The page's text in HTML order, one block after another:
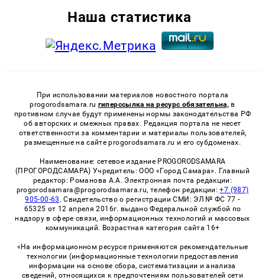
Наша статистика
При использовании материалов новостного портала
progorodsamara.ru гиперссылка на ресурс обязательна, в
противном случае будут применены нормы законодательства РФ
об авторских и смежных правах. Редакция портала не несет
ответственности за комментарии и материалы пользователей,
размещенные на сайте progorodsamara.ru и его субдоменах.
Наименование: сетевое издание PROGORODSAMARA
(ПРОГОРОДСАМАРА) Учредитель: ООО «Город Самара». Главный
редактор: Романова А.А. Электронная почта редакции:
progorodsamara@progorodsamara.ru, телефон редакции:+7 (987)
905-00-63 . Свидетельство о регистрации СМИ: ЭЛ № ФС 77 -
65325 от 12 апреля 2016г. выдано Федеральной службой по
надзору в сфере связи, информационных технологий и массовых
коммуникаций. Возрастная категория сайта 16+
«На информационном ресурсе применяются рекомендательные
технологии (информационные технологии предоставления
информации на основе сбора, систематизации и анализа
сведений, относящихся к предпочтениям пользователей сети